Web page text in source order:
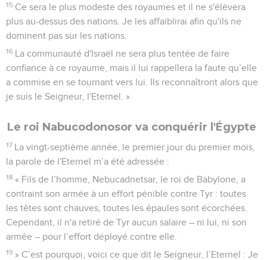
15 Ce sera le plus modeste des royaumes et il ne s'élèvera
plus au-dessus des nations. Je les affaiblirai afin qu'ils ne
dominent pas sur les nations.
16 La communauté d'Israël ne sera plus tentée de faire
confiance à ce royaume, mais il lui rappellera la faute qu’elle
a commise en se tournant vers lui. Ils reconnaîtront alors que
je suis le Seigneur, l'Eternel. »
Le roi Nabucodonosor va conquérir l'Égypte
17 La vingt-septième année, le premier jour du premier mois,
la parole de l'Eternel m’a été adressée :
18 « Fils de l’homme, Nebucadnetsar, le roi de Babylone, a
contraint son armée à un effort pénible contre Tyr : toutes
les têtes sont chauves, toutes les épaules sont écorchées.
Cependant, il n'a retiré de Tyr aucun salaire – ni lui, ni son
armée – pour l’effort déployé contre elle.
19 » C’est pourquoi, voici ce que dit le Seigneur, l’Eternel : Je